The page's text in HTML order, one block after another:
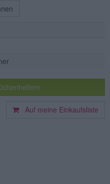
Auf meine Einkaufsliste